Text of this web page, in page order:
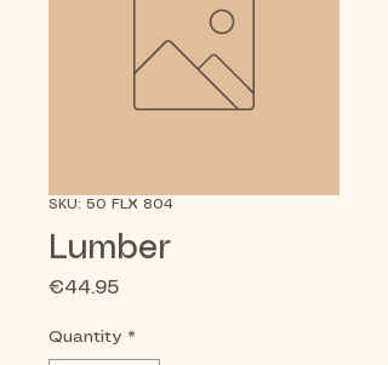
SKU: 50 FLX 804
Lumber
€44.95Price
Quantity *